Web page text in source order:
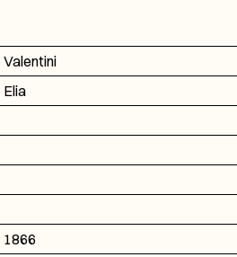
DGA
ICAR
Valentini
Elia
1866